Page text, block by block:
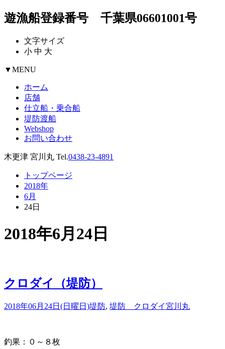
遊漁船登録番号 千葉県06601001号
文字サイズ
小 中 大
▼MENU
ホーム
店舗
仕立船・乗合船
堤防渡船
Webshop
お問い合わせ
木更津 宮川丸 Tel.0438-23-4891
トップページ
2018年
6月
24日
2018年6月24日
クロダイ（堤防）
2018年06月24日(日曜日)堤防, 堤防 クロダイ宮川丸
釣果：０～８枚